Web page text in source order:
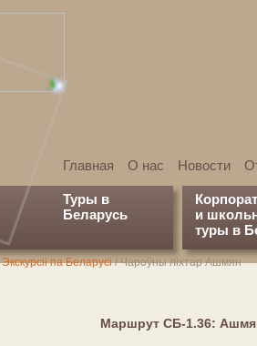
Главная О нас Новости
Туры в
Беларусь
и
туры в
Экскурсіі па Беларусі/Чароўны ліхтар Ашмян
Марш­рут СБ-1.36: